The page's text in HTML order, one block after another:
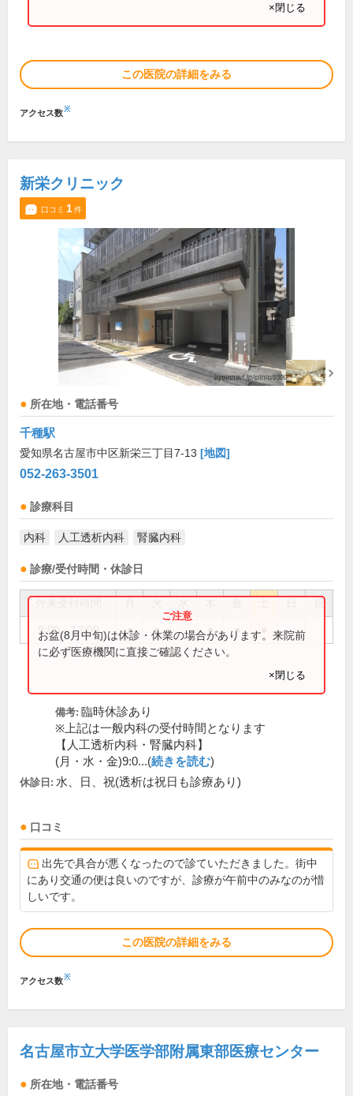
×閉じる
この医院の詳細をみる
アクセス数※
新栄クリニック
口コミ 1件
所在地・電話番号
千種駅
愛知県名古屋市中区新栄三丁目7-13 [地図]
052-263-3501
診療科目
内科 人工透析内科 腎臓内科
診療/受付時間・休診日
祝
9:00～12:00 ● ● ● ●
お盆(8月中旬)は休診・休業の場合があります。来院前
に必ず医療機関に直接ご確認ください。
×閉じる
備考: 臨時休診あり
※上記は一般内科の受付時間となります
【人工透析内科・腎臓内科】
(月・水・金)9:0...(続きを読む)
休診日: 水、日、祝(透析は祝日も診療あり)
口コミ
出先で具合が悪くなったので診ていただきました。街中
にあり交通の便は良いのですが、診療が午前中のみなのが惜
しいです。
この医院の詳細をみる
アクセス数※
名古屋市立大学医学部附属東部医療センター
所在地・電話番号